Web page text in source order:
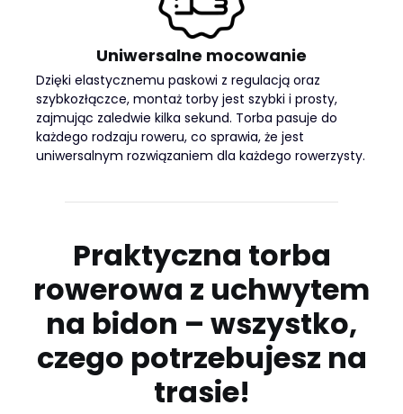
Uniwersalne mocowanie
Dzięki elastycznemu paskowi z regulacją oraz
szybkozłączce, montaż torby jest szybki i prosty,
zajmując zaledwie kilka sekund. Torba pasuje do
każdego rodzaju roweru, co sprawia, że jest
uniwersalnym rozwiązaniem dla każdego rowerzysty.
Praktyczna torba
rowerowa z uchwytem
na bidon – wszystko,
czego potrzebujesz na
trasie!